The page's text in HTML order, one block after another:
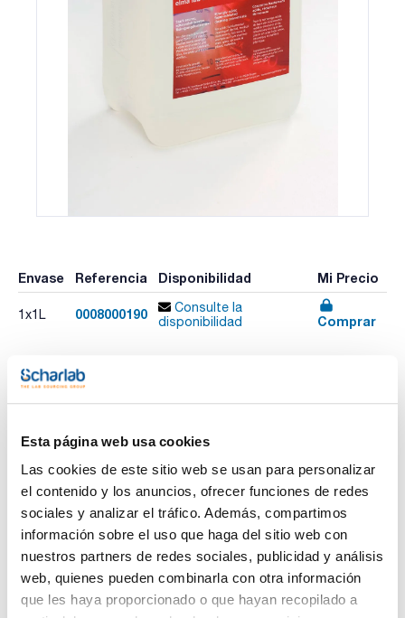
Esta página web usa cookies
Las cookies de este sitio web se usan para personalizar
el contenido y los anuncios, ofrecer funciones de redes
sociales y analizar el tráfico. Además, compartimos
información sobre el uso que haga del sitio web con
nuestros partners de redes sociales, publicidad y análisis
web, quienes pueden combinarla con otra información
que les haya proporcionado o que hayan recopilado a
Envase Referencia Disponibilidad Mi Precio
1x1L 0008000190
Consulte la
disponibilidad
Comprar
Imprimir ficha de
Características
Descripción : Elma Lab Clean S20
Volumen (l) : 1
Pack (u.) : 1
- A20sf: Limpiador alcalino suave de pipetas, libre de
tensioactivos lo cual garantiza que no hay residuos después
de la limpieza. Buena para uso de baños de ultrasonidos y
también para la lectura de los reactivos en las pipetas y
otros recipientes de vidrio para el análisis de la masa
volumétrica.
- A25: Limpiador universal alcalino concentrado para
laboratorio biológico y clínico. Perfecto para vidrio,
Ver más
Documentación técnica